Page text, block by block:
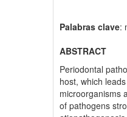
Palabras clave:
ABSTRACT
Periodontal
host, which
microorganisms
of pathogens